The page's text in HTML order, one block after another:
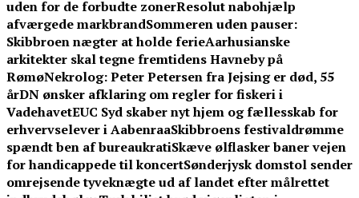
uden for de forbudte zonerResolut nabohjælp
afværgede markbrandSommeren uden pauser:
Skibbroen nægter at holde ferieAarhusianske
arkitekter skal tegne fremtidens Havneby på
RømøNekrolog: Peter Petersen fra Jejsing er død, 55
årDN ønsker afklaring om regler for fiskeri i
VadehavetEUC Syd skaber nyt hjem og fællesskab for
erhvervselever i AabenraaSkibbroens festivaldrømme
spændt ben af bureaukratiSkæve ølflasker baner vejen
for handicappede til koncertSønderjysk domstol sender
omrejsende tyveknægte ud af landet efter målrettet